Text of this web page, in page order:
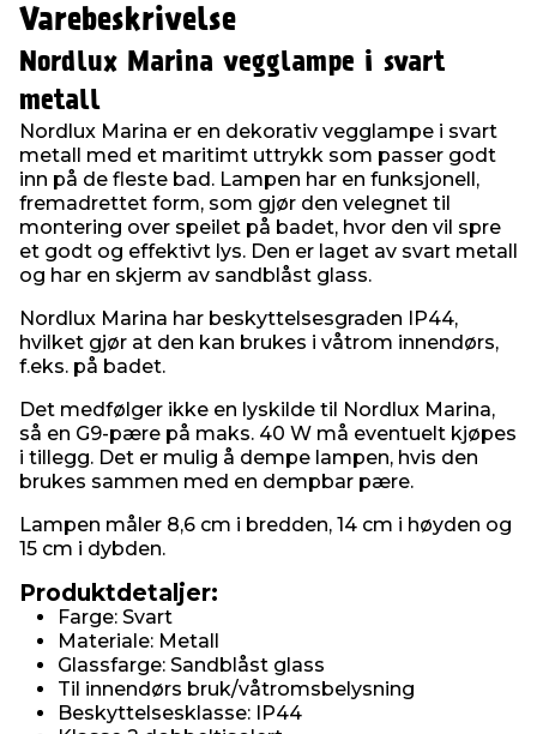
Varebeskrivelse
Nordlux Marina vegglampe i svart
metall
Nordlux Marina er en dekorativ vegglampe i svart
metall med et maritimt uttrykk som passer godt
inn på de fleste bad. Lampen har en funksjonell,
fremadrettet form, som gjør den velegnet til
montering over speilet på badet, hvor den vil spre
et godt og effektivt lys. Den er laget av svart metall
og har en skjerm av sandblåst glass.
Nordlux Marina har beskyttelsesgraden IP44,
hvilket gjør at den kan brukes i våtrom innendørs,
f.eks. på badet.
Det medfølger ikke en lyskilde til Nordlux Marina,
så en G9-pære på maks. 40 W må eventuelt kjøpes
i tillegg. Det er mulig å dempe lampen, hvis den
brukes sammen med en dempbar pære.
Lampen måler 8,6 cm i bredden, 14 cm i høyden og
15 cm i dybden.
Produktdetaljer:
Farge: Svart
Materiale: Metall
Glassfarge: Sandblåst glass
Til innendørs bruk/våtromsbelysning
Beskyttelsesklasse: IP44